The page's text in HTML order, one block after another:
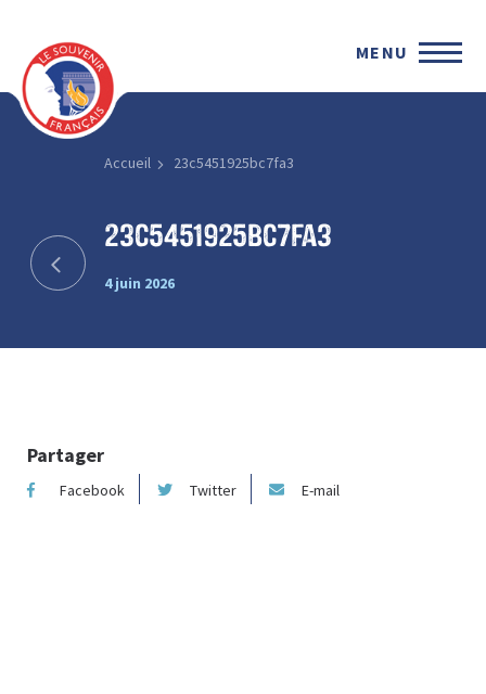
MENU
Accueil 23c5451925bc7fa3
23c5451925bc7fa3
4 juin 2026
Partager
Facebook Twitter E-mail